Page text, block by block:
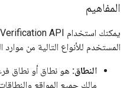
المفاهيم
المستخدم للأنواع التالية من موارد
النطاق: هو نطاق أو نطاق
مالك جميع المواقع